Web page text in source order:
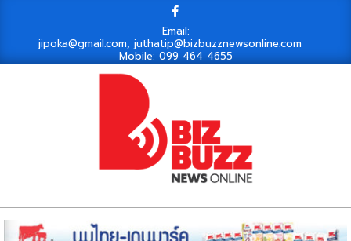
content
Email:
jipoka@gmail.com, juthatip@bizbuzznewsonline.com
Mobile: 099 464 4655